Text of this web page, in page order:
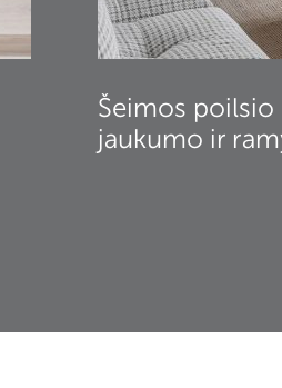
Šeimos
jaukumo ir